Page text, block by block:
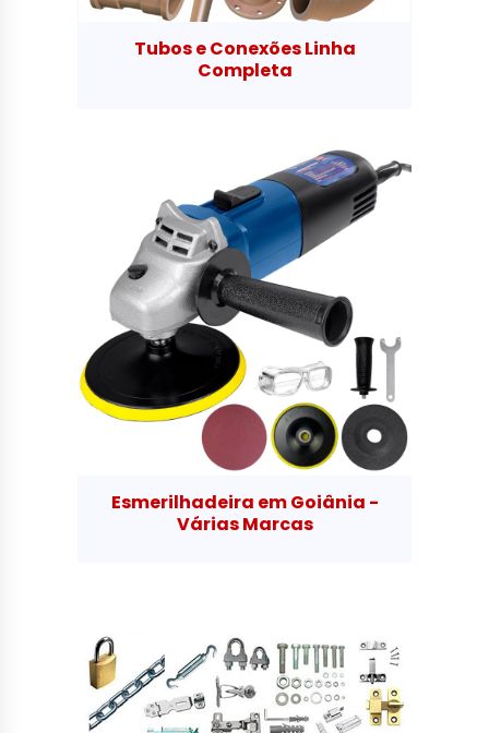
Tubos e Conexões Linha
Completa
Esmerilhadeira em Goiânia -
Várias Marcas